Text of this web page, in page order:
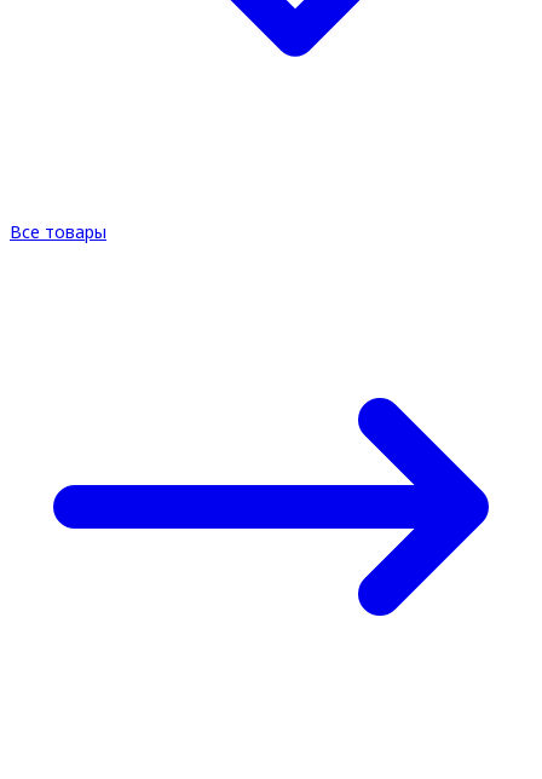
Все товары